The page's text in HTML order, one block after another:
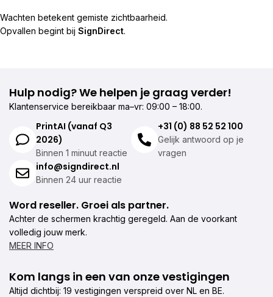
Wachten betekent gemiste zichtbaarheid.
Opvallen begint bij SignDirect.
Hulp nodig? We helpen je graag verder!
Klantenservice bereikbaar ma–vr: 09:00 – 18:00.
PrintAI (vanaf Q3
2026)
Binnen 1 minuut reactie
+31 (0) 88 52 52 100
Gelijk antwoord op je
vragen
info@signdirect.nl
Binnen 24 uur reactie
Word reseller. Groei als partner.
Achter de schermen krachtig geregeld. Aan de voorkant
volledig jouw merk.
MEER INFO
Kom langs in een van onze vestigingen
Altijd dichtbij: 19 vestigingen verspreid over NL en BE.